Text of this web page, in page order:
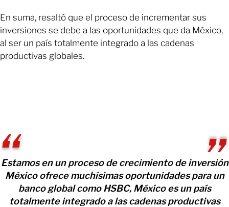
En suma, resaltó que el proceso de incrementar sus
inversiones se debe a las oportunidades que da México,
al ser un país totalmente integrado a las cadenas
productivas globales.
Estamos en un proceso de crecimiento de inversión
México ofrece muchísimas oportunidades para un
banco global como HSBC, México es un país
totalmente integrado a las cadenas productivas